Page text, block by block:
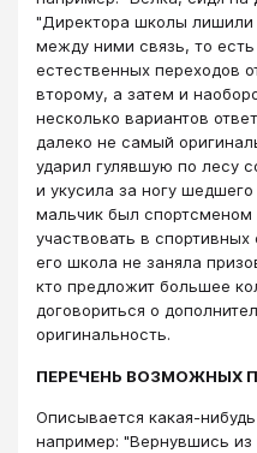
"Директора школы лишили
между ними связь, то
естественных переходов
второму, а затем и
несколько вариантов
далеко не самый
ударил гулявшую по лесу
и укусила за ногу
мальчик был спортсменом
участвовать в спортивных
его школа не заняла
кто предложит большее
договориться о
оригинальность.
ПЕРЕЧЕНЬ ВОЗМОЖНЫХ
Описывается какая-
например: "Вернувшись